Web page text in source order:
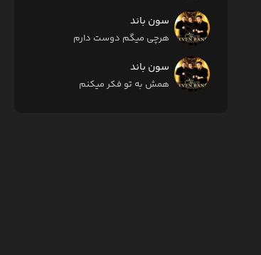
سون باند
هرچی میگم دوست دارم
سون باند
همش به تو فکر میکنم